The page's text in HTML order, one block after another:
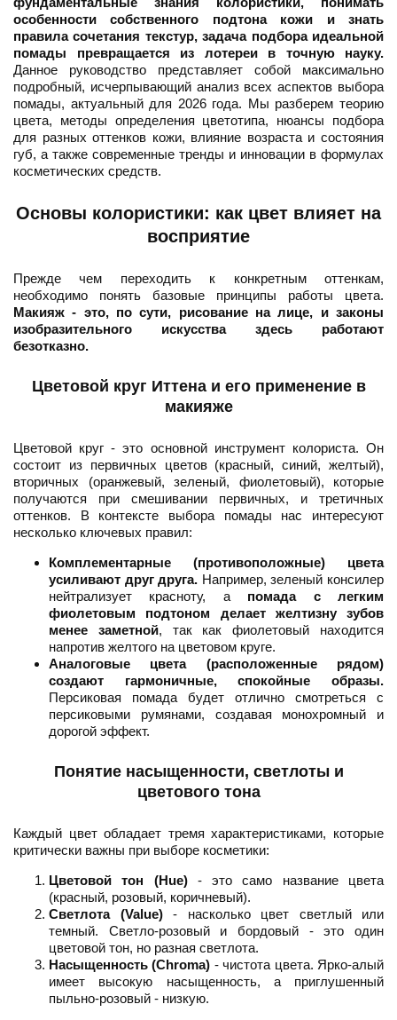
особенности собственного подтона кожи и знать
правила сочетания текстур, задача подбора идеальной
помады превращается из лотереи в точную науку.
Данное руководство представляет собой максимально
подробный, исчерпывающий анализ всех аспектов выбора
помады, актуальный для 2026 года. Мы разберем теорию
цвета, методы определения цветотипа, нюансы подбора
для разных оттенков кожи, влияние возраста и состояния
губ, а также современные тренды и инновации в формулах
косметических средств.
Основы колористики: как цвет влияет на
восприятие
Прежде чем переходить к конкретным оттенкам,
необходимо понять базовые принципы работы цвета.
Макияж - это, по сути, рисование на лице, и законы
изобразительного искусства здесь работают
безотказно.
Цветовой круг Иттена и его применение в
макияже
Цветовой круг - это основной инструмент колориста. Он
состоит из первичных цветов (красный, синий, желтый),
вторичных (оранжевый, зеленый, фиолетовый), которые
получаются при смешивании первичных, и третичных
оттенков. В контексте выбора помады нас интересуют
несколько ключевых правил:
Комплементарные (противоположные) цвета
усиливают друг друга. Например, зеленый консилер
нейтрализует красноту, а помада с легким
фиолетовым подтоном делает желтизну зубов
менее заметной, так как фиолетовый находится
напротив желтого на цветовом круге.
Аналоговые цвета (расположенные рядом)
создают гармоничные, спокойные образы.
Персиковая помада будет отлично смотреться с
персиковыми румянами, создавая монохромный и
дорогой эффект.
Понятие насыщенности, светлоты и
цветового тона
Каждый цвет обладает тремя характеристиками, которые
критически важны при выборе косметики:
Цветовой тон (Hue)- это само название цвета
(красный, розовый, коричневый).
Светлота (Value)- насколько цвет светлый или
темный. Светло-розовый и бордовый - это один
цветовой тон, но разная светлота.
Насыщенность (Chroma) - чистота цвета. Ярко-алый
имеет высокую насыщенность, а приглушенный
пыльно-розовый - низкую.